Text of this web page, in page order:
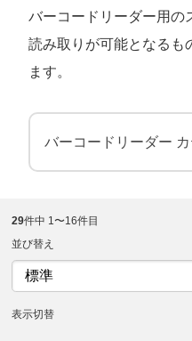
バーコードリーダー用の
読み取りが可能となるも
ます。
バーコードリーダー
29件中 1〜16件目
並び替え
表示切替